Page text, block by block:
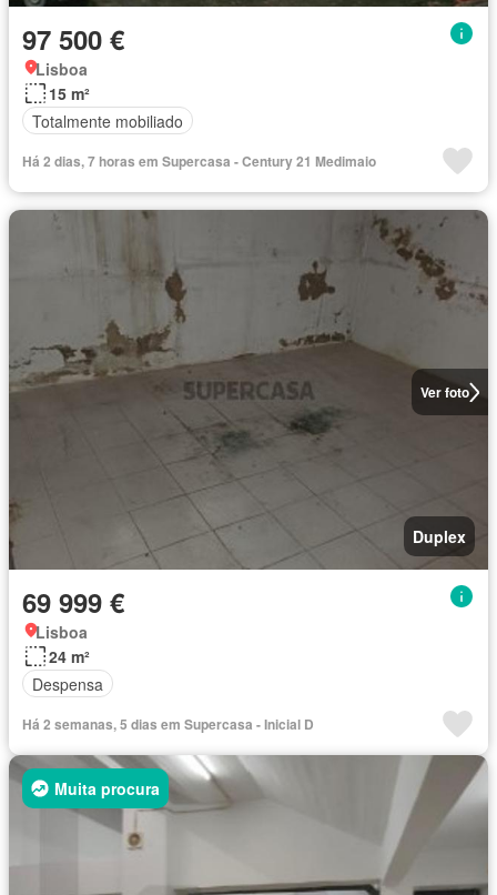
97 500 €
Lisboa
15 m²
Totalmente mobiliado
Há 2 dias, 7 horas em Supercasa - Century 21 Medimaio
Ver foto
Duplex
69 999 €
Lisboa
24 m²
Despensa
Há 2 semanas, 5 dias em Supercasa - Inicial D
Muita procura